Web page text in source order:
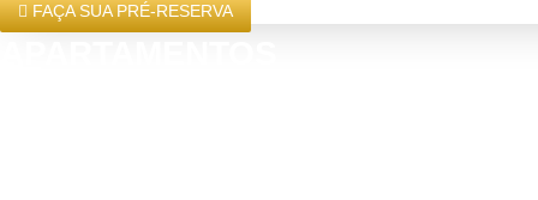
FAÇA SUA PRÉ-RESERVA